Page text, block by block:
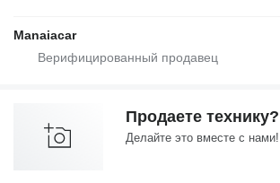
Manaiacar
Продаете технику?
Делайте это вместе с нами!